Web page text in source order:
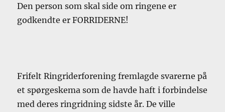
Den person som skal side om ringene er
godkendte er FORRIDERNE!
Frifelt Ringriderforening fremlagde svarerne på
et spørgeskema som de havde haft i forbindelse
med deres ringridning sidste år. De ville